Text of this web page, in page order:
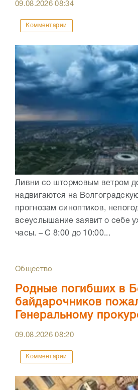
09.08.202608:34
Комментарии
Ливни со штормовым ветром
надвигаются на
прогнозам синоптиков,
всеуслышание заявит о себе
часы. – С 8:00 до 10:00...
Общество
Родные погибших в
байдарочников
Генеральному
09.08.202608:20
Комментарии